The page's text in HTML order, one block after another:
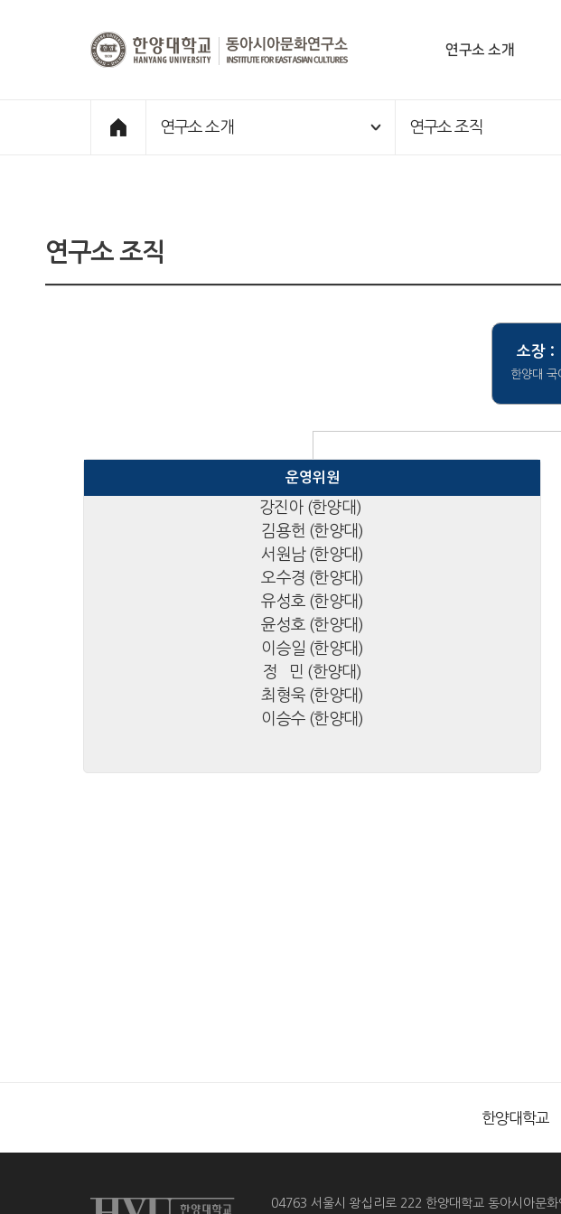
동아시아문화연구소
바로가기
연구소 소개
연구소 소개
연구소 조직
연구소 조직
소장 :
한양대 국
운영위원
강진아 (한양대)
김용헌 (한양대)
서원남 (한양대)
오수경 (한양대)
유성호 (한양대)
윤성호 (한양대)
이승일 (한양대)
정 민 (한양대)
최형욱 (한양대)
이승수 (한양대)
한양대학교
04763 서울시 왕십리로 222 한양대학교 동아시아문